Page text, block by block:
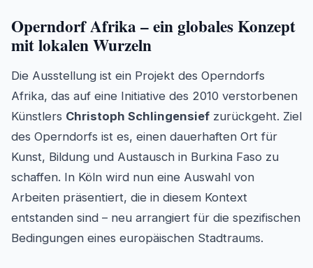
Operndorf Afrika – ein globales Konzept
mit lokalen Wurzeln
Die Ausstellung ist ein Projekt des Operndorfs
Afrika, das auf eine Initiative des 2010 verstorbenen
Künstlers Christoph Schlingensief zurückgeht. Ziel
des Operndorfs ist es, einen dauerhaften Ort für
Kunst, Bildung und Austausch in Burkina Faso zu
schaffen. In Köln wird nun eine Auswahl von
Arbeiten präsentiert, die in diesem Kontext
entstanden sind – neu arrangiert für die spezifischen
Bedingungen eines europäischen Stadtraums.